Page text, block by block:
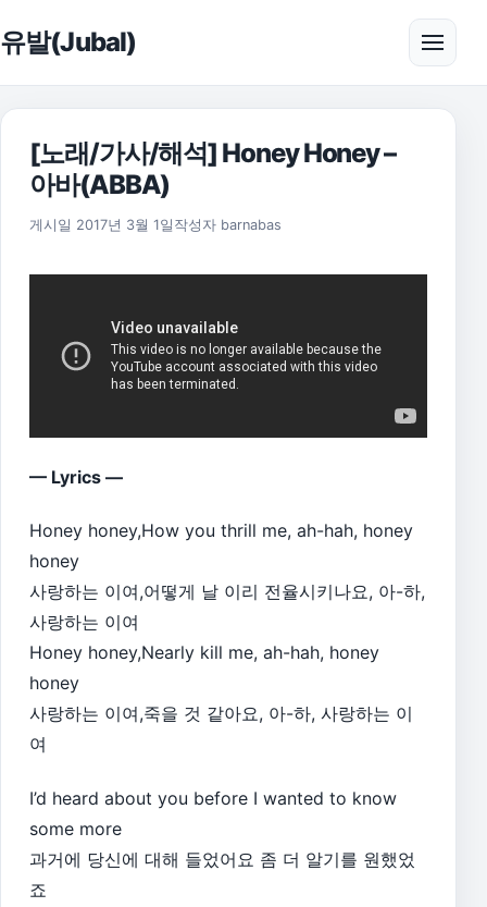
유발(Jubal) 메뉴
[노래/가사/해석] Honey Honey –
아바(ABBA)
게시일 2017년 3월 1일 2021년 7월 24일
작성자 barnabas
— Lyrics —
Honey honey,How you thrill me, ah-hah, honey
honey
사랑하는 이여,어떻게 날 이리 전율시키나요, 아-하,
사랑하는 이여
Honey honey,Nearly kill me, ah-hah, honey
honey
사랑하는 이여,죽을 것 같아요, 아-하, 사랑하는 이
여
I’d heard about you before I wanted to know
some more
과거에 당신에 대해 들었어요 좀 더 알기를 원했었
죠